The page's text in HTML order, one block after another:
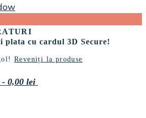
plata cu cardul 3D Secure!
Reveniți la produse
- 0,00 lei